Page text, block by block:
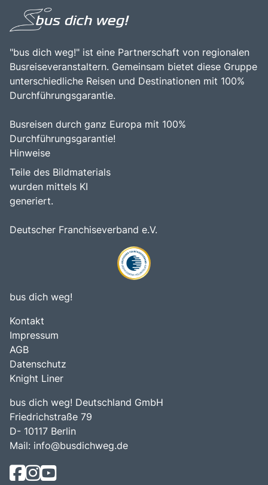
"bus dich weg!" ist eine Partnerschaft von regionalen
Busreiseveranstaltern. Gemeinsam bietet diese Gruppe
unterschiedliche Reisen und Destinationen mit 100%
Durchführungsgarantie.
Busreisen durch ganz Europa mit 100%
Durchführungsgarantie!
Hinweise
Teile des Bildmaterials
wurden mittels KI
generiert.
Deutscher Franchiseverband e.V.
bus dich weg!
Kontakt
Impressum
AGB
Datenschutz
Knight Liner
bus dich weg! Deutschland GmbH
Friedrichstraße 79
D- 10117 Berlin
Mail: info@busdichweg.de